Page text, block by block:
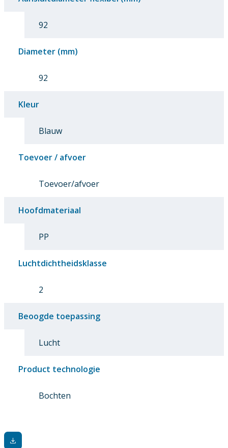
92
Diameter (mm)
92
Kleur
Blauw
Toevoer / afvoer
Toevoer/afvoer
Hoofdmateriaal
PP
Luchtdichtheidsklasse
2
Beoogde toepassing
Lucht
Product technologie
Bochten